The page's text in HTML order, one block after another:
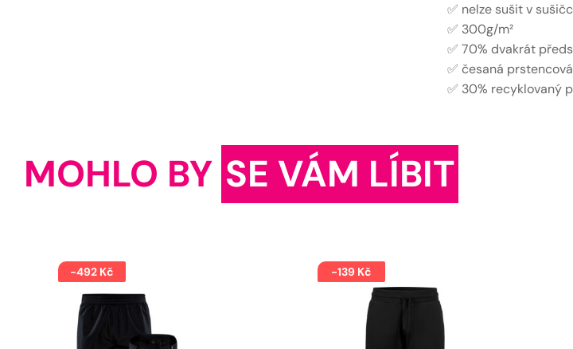
✅ nelze sušit v
✅ 300g/m²
✅ 70% dvakrát
✅ česaná
✅ 30% recyklovaný
MOHLO BY SE VÁM LÍBIT
-492 Kč -139 Kč